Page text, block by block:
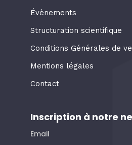
Évènements
Structuration scientifique
Conditions Générales de
Mentions légales
Contact
Inscription à notre
Email